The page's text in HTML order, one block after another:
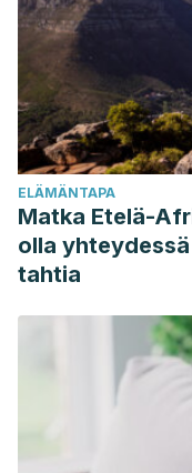
Medicina Familiar y
Scientific Advisory
and Health 2016.
(SACN). https://
Sundram, K.,
fruit chemistry and
Clinical Nutrition.
Draelos, Z. D.
appearing skin.
ELÄMÄNTAPA
Matka Etelä-
olla
tahtia